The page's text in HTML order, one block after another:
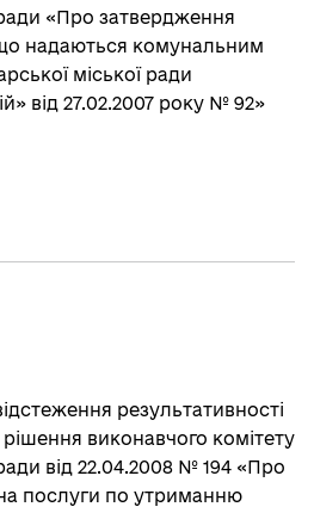
«Про затвердження
надаються комунальним
міської ради
від 27.02.2007 року № 92»
результативності
виконавчого комітету
від 22.04.2008 № 194 «Про
послуги по утриманню